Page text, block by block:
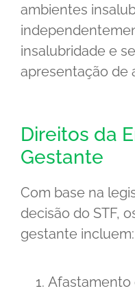
ambientes
insalubridade e
apresentação de
Direitos da
Gestante
Com base na
decisão do STF,
gestante incluem:
Afastamento